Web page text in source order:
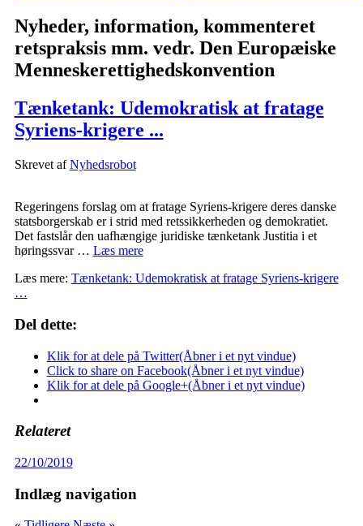
Nyheder, information, kommenteret
retspraksis mm. vedr. Den Europæiske
Menneskerettighedskonvention
Tænketank: Udemokratisk at fratage
Syriens-krigere ...
Skrevet afNyhedsrobot
Regeringens forslag om at fratage Syriens-krigere deres danske
statsborgerskab er i strid med retssikkerheden og demokratiet.
Det fastslår den uafhængige juridiske tænketank Justitia i et
høringssvar … Læs mere
Læs mere: Tænketank: Udemokratisk at fratage Syriens-krigere
…
Del dette:
Klik for at dele på Twitter(Åbner i et nyt vindue)
Click to share on Facebook(Åbner i et nyt vindue)
Klik for at dele på Google+(Åbner i et nyt vindue)
Relateret
22/10/2019
Indlæg navigation